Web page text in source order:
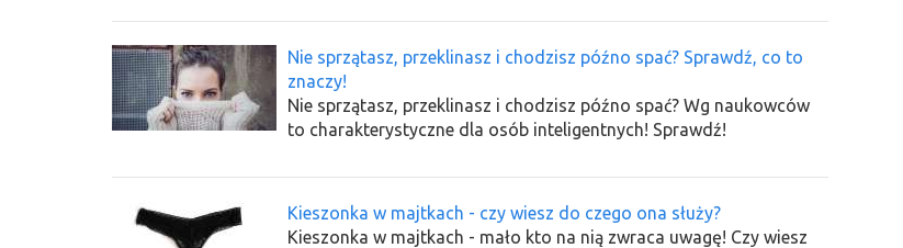
Nie sprzątasz, przeklinasz i chodzisz późno spać? Sprawdź, co to
znaczy!
Nie sprzątasz, przeklinasz i chodzisz późno spać? Wg naukowców
to charakterystyczne dla osób inteligentnych! Sprawdź!
Kieszonka w majtkach - czy wiesz do czego ona służy?
Kieszonka w majtkach - mało kto na nią zwraca uwagę! Czy wiesz